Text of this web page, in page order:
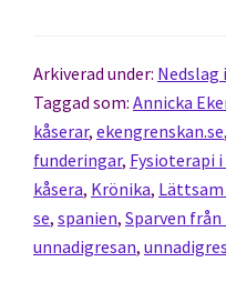
Arkiverad under: Nedslag
Taggad som: Annicka
kåserar, ekengrenskan.se,
funderingar, Fysioterapi
kåsera, Krönika,
se, spanien, Sparven från
unnadigresan,